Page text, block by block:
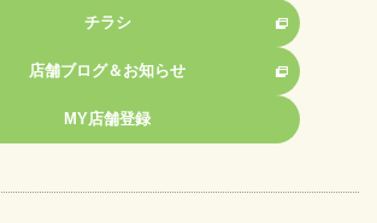
チラシ
店舗ブログ＆お知らせ
MY店舗登録